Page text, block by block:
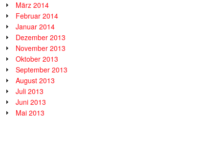
März 2014
Februar 2014
Januar 2014
Dezember 2013
November 2013
Oktober 2013
September 2013
August 2013
Juli 2013
Juni 2013
Mai 2013